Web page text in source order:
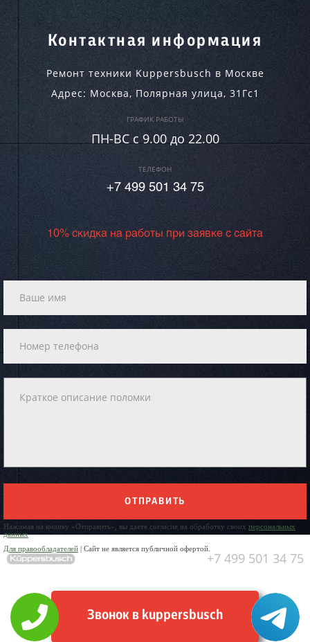
Контактная информация
Ремонт техники Kuppersbusch в Москве
Адрес: Москва, Полярная улица, 31Гс1
ГРАФИК РАБОТЫ
ПН-ВC c 9.00 до 22.00
ТЕЛЕФОН
+7 499 501 34 75
10% скидка на работы при заявке с сайта
ОТПРАВИТЬ
Нажимая на кнопку «Отправить», вы даете согласие на обработку своих персональных
данных
Для правообладателей | Сайт не является публичной офертой.
+7 499 501 34 75
Звонок в kuppersbusch